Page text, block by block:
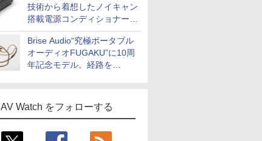
技術から着想したノイキャン
搭載電源コンディショナー
「AC iPurifier2」
Brise Audio“究極ポータブル
オーディオFUGAKU”に10周
年記念モデル。経路を
AV Watch をフォローする